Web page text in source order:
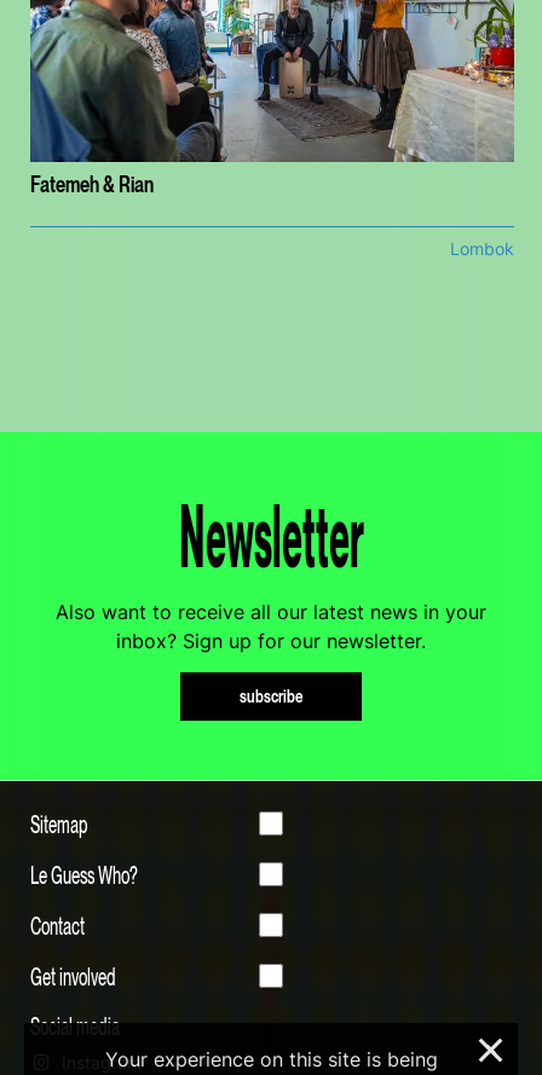
Fatemeh & Rian
Lombok
Newsletter
Also want to receive all our latest news in your
inbox? Sign up for our newsletter.
subscribe
Sitemap
Le Guess Who?
Contact
Get involved
Social media
InstagramYour experience on this site is being
×